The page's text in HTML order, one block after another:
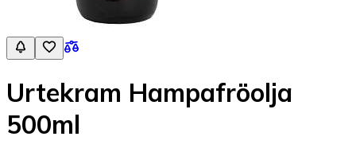
Urtekram Hampafröolja
500ml